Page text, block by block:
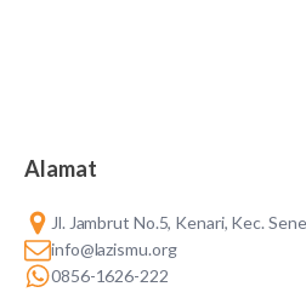
Alamat
Jl. Jambrut No.5, Kenari, Kec.
info@lazismu.org
0856-1626-222